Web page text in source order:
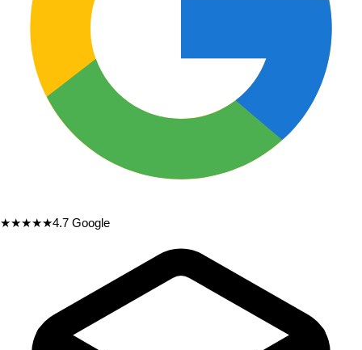
★★★★★4.7 Google